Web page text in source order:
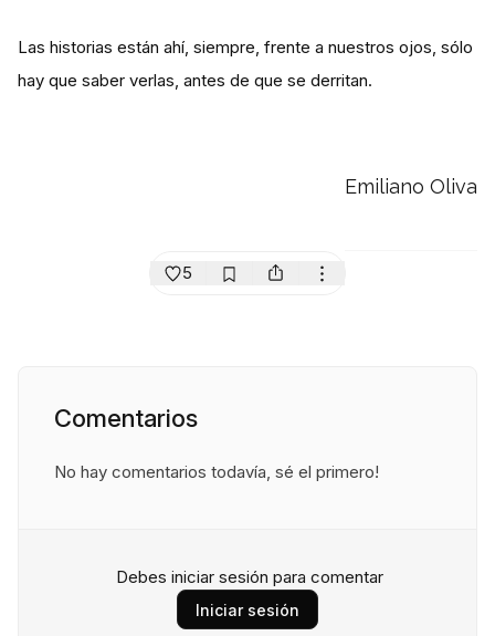
Las historias están ahí, siempre, frente a nuestros ojos, sólo
hay que saber verlas, antes de que se derritan.
Emiliano Oliva
5
Comentarios
No hay comentarios todavía, sé el primero!
Debes iniciar sesión para comentar
Iniciar sesión